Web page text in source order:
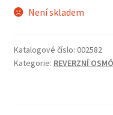
Není skladem
Katalogové číslo: 002582
Kategorie: REVERZNÍ